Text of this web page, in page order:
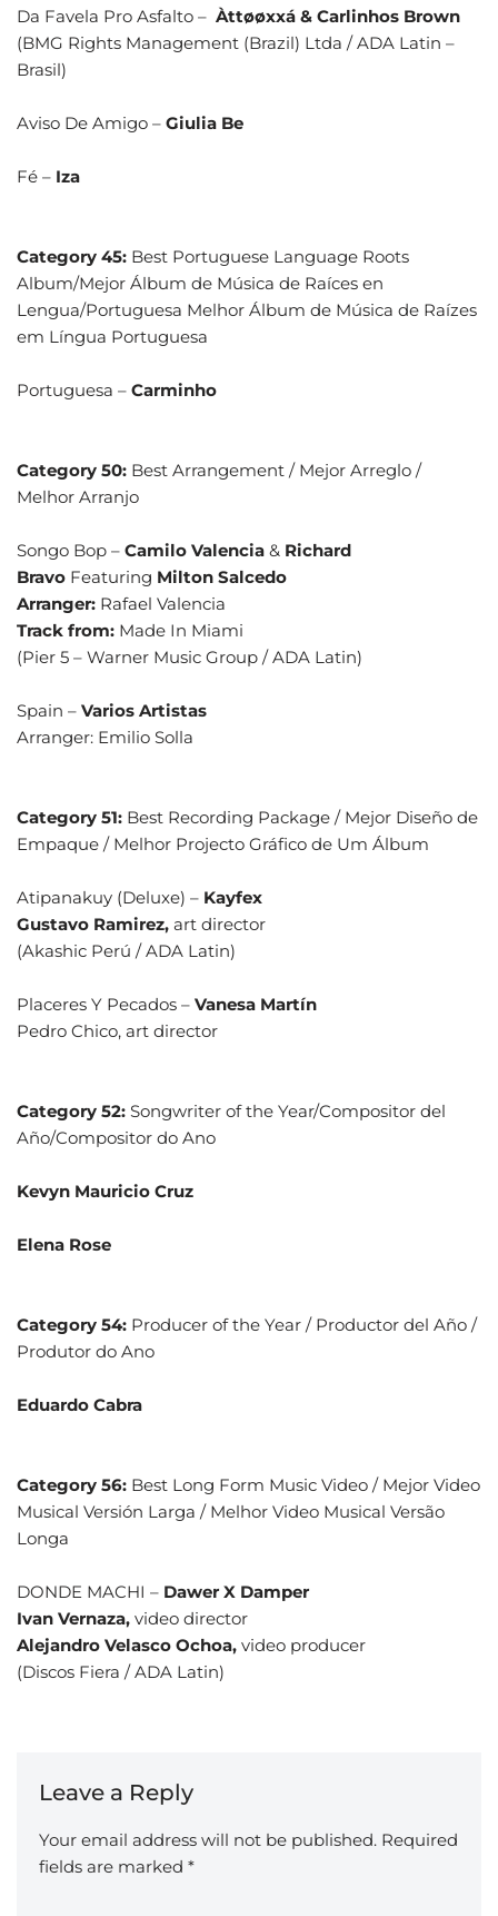
Da Favela Pro Asfalto – Àttøøxxá & Carlinhos Brown
(BMG Rights Management (Brazil) Ltda / ADA Latin –
Brasil)
Aviso De Amigo – Giulia Be
Fé – Iza
Category 45: Best Portuguese Language Roots
Album/Mejor Álbum de Música de Raíces en
Lengua/Portuguesa Melhor Álbum de Música de Raízes
em Língua Portuguesa
Portuguesa – Carminho
Category 50: Best Arrangement / Mejor Arreglo /
Melhor Arranjo
Songo Bop – Camilo Valencia & Richard
Bravo Featuring Milton Salcedo
Arranger: Rafael Valencia
Track from: Made In Miami
(Pier 5 – Warner Music Group / ADA Latin)
Spain – Varios Artistas
Arranger: Emilio Solla
Category 51: Best Recording Package / Mejor Diseño de
Empaque / Melhor Projecto Gráfico de Um Álbum
Atipanakuy (Deluxe) – Kayfex
Gustavo Ramirez, art director
(Akashic Perú / ADA Latin)
Placeres Y Pecados – Vanesa Martín
Pedro Chico, art director
Category 52: Songwriter of the Year/Compositor del
Año/Compositor do Ano
Kevyn Mauricio Cruz
Elena Rose
Category 54: Producer of the Year / Productor del Año /
Produtor do Ano
Eduardo Cabra
Category 56: Best Long Form Music Video / Mejor Video
Musical Versión Larga / Melhor Video Musical Versão
Longa
DONDE MACHI – Dawer X Damper
Ivan Vernaza, video director
Alejandro Velasco Ochoa, video producer
(Discos Fiera / ADA Latin)
Leave a Reply
Your email address will not be published. Required
fields are marked *